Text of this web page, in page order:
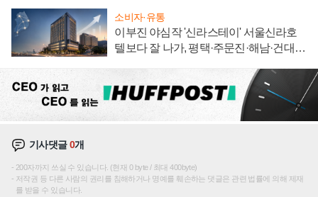
소비자·유통
이부진 야심작 '신라스테이' 서울신라호
텔보다 잘 나가, 평택·주문진·해남·건대로
기사댓글0개
200자까지 쓰실 수 있습니다. (현재 0 byte / 최대 400byte)
저작권 등 다른 사람의 권리를 침해하거나 명예를 훼손하는 댓글은 관련 법률에 의해 제재
를 받을 수 있습니다.